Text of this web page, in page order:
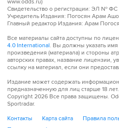
www.odds.ru)
Свидетельство о регистрации: ЭЛ № ФС
Учредитель Издания: Погосян Арам
Главный редактор Издания: Арам
Все материалы сайта доступны по
4.0 International. Вы должны указать имя
произведения (материала) и стороны
авторских правах, название лицензии,
ссылку на материал, если они
Издание может содержать
предназначенную для лиц старше 18 лет.
Copyright 2026 Все права защищены.
Sportradar.
Контакты
Карта сайта
Правила